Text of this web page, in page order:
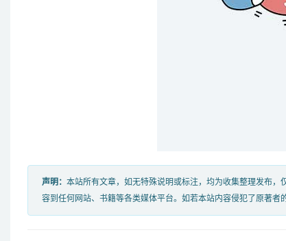
声明： 本站所有文章，如无特殊说明或标注，均为收集整理发布
容到任何网站、书籍等各类媒体平台。如若本站内容侵犯了原著